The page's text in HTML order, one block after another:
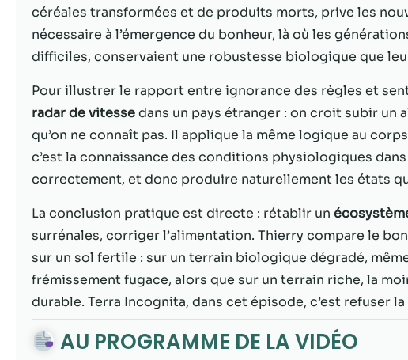
céréales transformées et de produits morts, prive les
nécessaire à l’émergence du bonheur, là où les
difficiles, conservaient une robustesse biologique que
Pour illustrer le rapport entre ignorance des règles et
radar de vitessedans un pays étranger : on croit subir un
qu’on ne connaît pas. Il applique la même logique au
c’est la connaissance des conditions physiologiques
correctement, et donc produire naturellement les états
La conclusion pratique est directe : rétablir un
surrénales, corriger l’alimentation. Thierry compare le
sur un sol fertile : sur un terrain biologique dégradé,
frémissement fugace, alors que sur un terrain riche, la
durable. Terra Incognita, dans cet épisode, c’est refuser
AU PROGRAMME DE LA VIDÉO